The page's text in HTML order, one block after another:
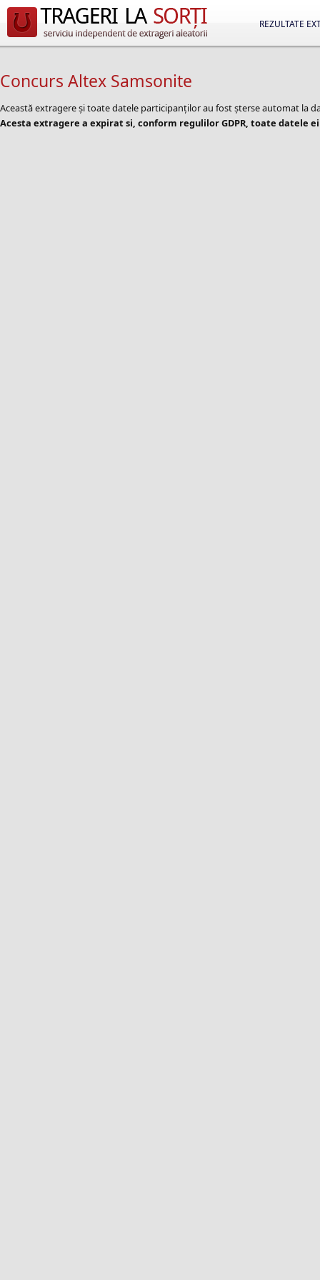
REZULTATE
Concurs Altex Samsonite
Această extragere și toate datele participanților au fost șterse automat la
Acesta extragere a expirat si, conform regulilor GDPR, toate datele